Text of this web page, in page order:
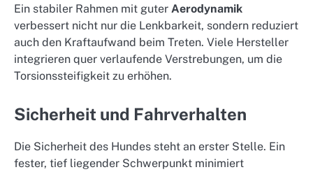
Ein stabiler Rahmen mit guter Aerodynamik
verbessert nicht nur die Lenkbarkeit, sondern reduziert
auch den Kraftaufwand beim Treten. Viele Hersteller
integrieren quer verlaufende Verstrebungen, um die
Torsionssteifigkeit zu erhöhen.
Sicherheit und Fahrverhalten
Die Sicherheit des Hundes steht an erster Stelle. Ein
fester, tief liegender Schwerpunkt minimiert